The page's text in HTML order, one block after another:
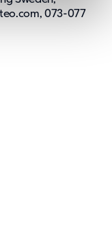
, 073-077